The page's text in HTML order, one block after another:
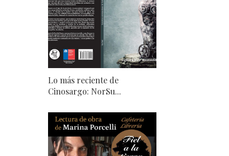
Lo más reciente de
Cinosargo: NorSu...